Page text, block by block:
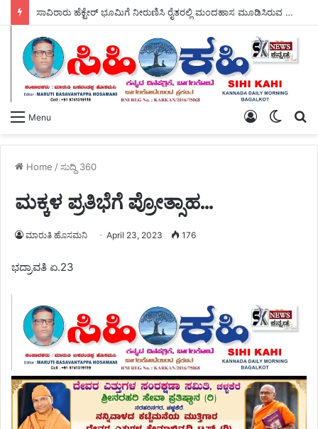
ಸಾವಿರಾರು ಹೆಕ್ಟೇರ್ ಭೂಮಿಗೆ ನೀರುಣಿಸಿ ರೈತರಲ್ಲಿ ಮಂದಹಾಸ ಮೂಡಿಸಿರುವ ಶಾಸಕ ಡಾ, ಎನ್.ಟಿ ಶ್ರೀನಿವಾಸ್ ರವರು, ಬರದ ನಾಡಿಗೆ ಗಂಗೆಯ ಕರೆತಂದು ಭಗೀರಥರಾಗಿದ್ದಾರೆ – ಎಂದು ರೈತರ ಹರ್ಷೋದ್ಗಾರ ಮುಗಿಲು ಮುಟ್ಟಿತು.
Menu
Switch
Log
Home /ಸುದ್ದಿ 360
ಮಕ್ಕಳ ಪ್ರತಿಭೆಗೆ ಪ್ರೋತ್ಸಾಹ…
ಮಾರುತಿ ಹೊಸಮನಿ April 23, 2023 176
ಭದ್ರಾವತಿ ಏ.23